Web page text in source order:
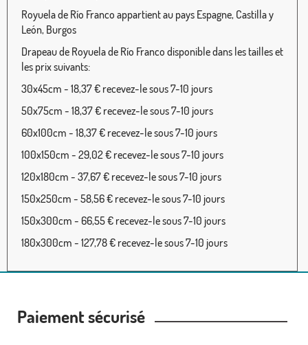
Royuela de Río Franco appartient au pays Espagne, Castilla y
León, Burgos
Drapeau de Royuela de Río Franco disponible dans les tailles et
les prix suivants:
30x45cm - 18,37 € recevez-le sous 7-10 jours
50x75cm - 18,37 € recevez-le sous 7-10 jours
60x100cm - 18,37 € recevez-le sous 7-10 jours
100x150cm - 29,02 € recevez-le sous 7-10 jours
120x180cm - 37,67 € recevez-le sous 7-10 jours
150x250cm - 58,56 € recevez-le sous 7-10 jours
150x300cm - 66,55 € recevez-le sous 7-10 jours
180x300cm - 127,78 € recevez-le sous 7-10 jours
Paiement sécurisé